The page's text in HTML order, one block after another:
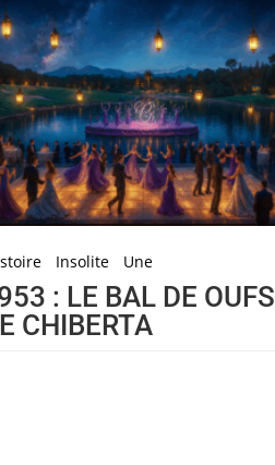
Insolite Une
: LE BAL DE OUFS
CHIBERTA